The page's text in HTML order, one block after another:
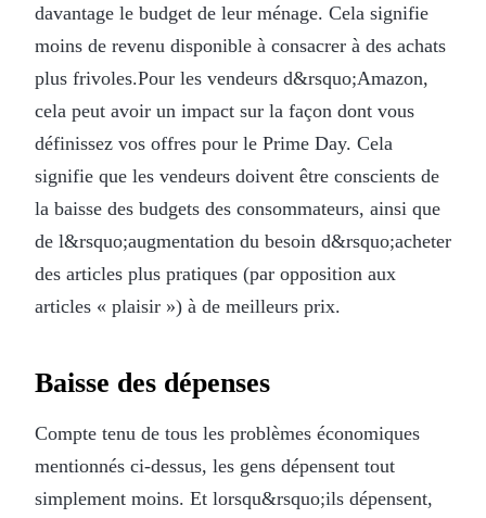
davantage le budget de leur ménage. Cela signifie
moins de revenu disponible à consacrer à des achats
plus frivoles.Pour les vendeurs d&rsquo;Amazon,
cela peut avoir un impact sur la façon dont vous
définissez vos offres pour le Prime Day. Cela
signifie que les vendeurs doivent être conscients de
la baisse des budgets des consommateurs, ainsi que
de l&rsquo;augmentation du besoin d&rsquo;acheter
des articles plus pratiques (par opposition aux
articles « plaisir ») à de meilleurs prix.
Baisse des dépenses
Compte tenu de tous les problèmes économiques
mentionnés ci-dessus, les gens dépensent tout
simplement moins. Et lorsqu&rsquo;ils dépensent,